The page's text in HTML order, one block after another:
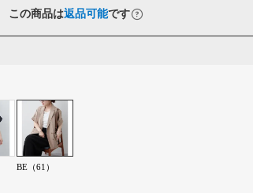
この商品は返品可能です
BE（61）